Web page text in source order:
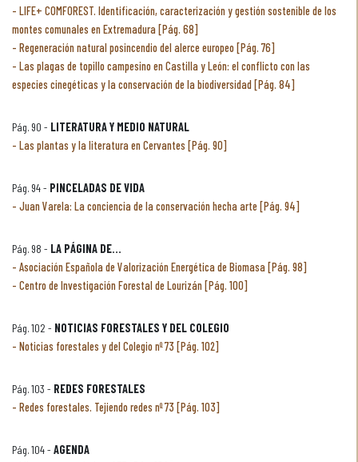
LIFE+ COMFOREST. Identificación, caracterización y gestión sostenible de los
montes comunales en Extremadura [Pág. 68]
Regeneración natural posincendio del alerce europeo [Pág. 76]
Las plagas de topillo campesino en Castilla y León: el conflicto con las
especies cinegéticas y la conservación de la biodiversidad [Pág. 84]
Pág. 90 - LITERATURA Y MEDIO NATURAL
Las plantas y la literatura en Cervantes [Pág. 90]
Pág. 94 - PINCELADAS DE VIDA
Juan Varela: La conciencia de la conservación hecha arte [Pág. 94]
Pág. 98 - LA PÁGINA DE...
Asociación Española de Valorización Energética de Biomasa [Pág. 98]
Centro de Investigación Forestal de Lourizán [Pág. 100]
Pág. 102 - NOTICIAS FORESTALES Y DEL COLEGIO
Noticias forestales y del Colegio nº 73 [Pág. 102]
Pág. 103 - REDES FORESTALES
Redes forestales. Tejiendo redes nº 73 [Pág. 103]
Pág. 104 - AGENDA